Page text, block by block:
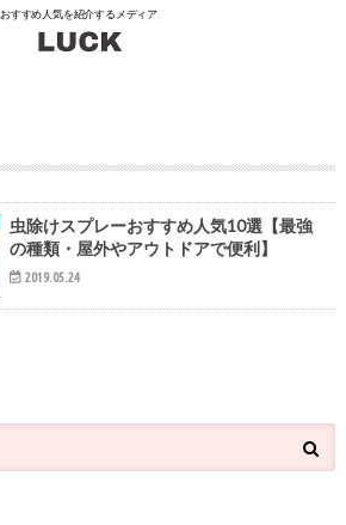
おすすめ人気を紹介するメディア
虫除けスプレーおすすめ人気10選【最強
の種類・屋外やアウトドアで便利】
2019.05.24